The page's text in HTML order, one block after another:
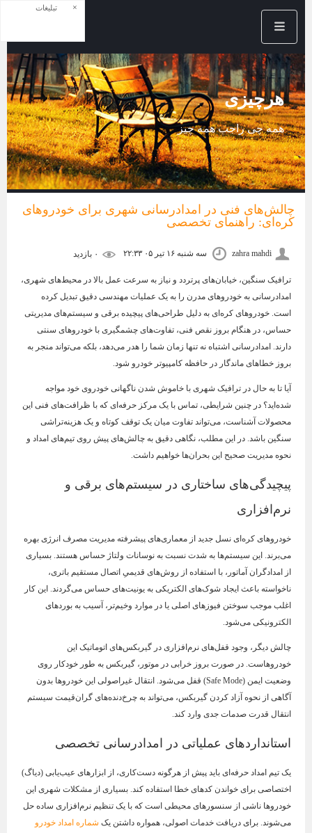
هرچیزی
همه چی راجب همه چیز
چالش‌های فنی در امدادرسانی شهری برای خودروهای
کره‌ای: راهنمای تخصصی
zahra mahdi سه شنبه ۱۶ تیر ۰۵ ۲۲:۳۳
ترافیک سنگین، خیابان‌های پرتردد و نیاز به سرعت عمل بالا در محیط‌های شهری،
امدادرسانی به خودروهای مدرن را به یک عملیات مهندسی دقیق تبدیل کرده
است. خودروهای کره‌ای به دلیل طراحی‌های پیچیده برقی و سیستم‌های مدیریتی
حساس، در هنگام بروز نقص فنی، تفاوت‌های چشمگیری با خودروهای سنتی
دارند. امدادرسانی اشتباه نه تنها زمان شما را هدر می‌دهد، بلکه می‌تواند منجر به
بروز خطاهای ماندگار در حافظه کامپیوتر خودرو شود.
آیا تا به حال در ترافیک شهری با خاموش شدن ناگهانی خودروی خود مواجه
شده‌اید؟ در چنین شرایطی، تماس با یک مرکز حرفه‌ای که با ظرافت‌های فنی این
محصولات آشناست، می‌تواند تفاوت میان یک توقف کوتاه و یک هزینه‌تراشی
سنگین باشد. در این مطلب، نگاهی دقیق به چالش‌های پیش روی تیم‌های امداد و
نحوه مدیریت صحیح این بحران‌ها خواهیم داشت.
پیچیدگی‌های ساختاری در سیستم‌های برقی و
نرم‌افزاری
خودروهای کره‌ای نسل جدید از معماری‌های پیشرفته مدیریت مصرف انرژی بهره
می‌برند. این سیستم‌ها به شدت نسبت به نوسانات ولتاژ حساس هستند. بسیاری
از امدادگران آماتور، با استفاده از روش‌های قدیمیِ اتصال مستقیم باتری،
ناخواسته باعث ایجاد شوک‌های الکتریکی به یونیت‌های حساس می‌گردند. این کار
اغلب موجب سوختن فیوزهای اصلی یا در موارد وخیم‌تر، آسیب به بوردهای
الکترونیکی می‌شود.
چالش دیگر، وجود قفل‌های نرم‌افزاری در گیربکس‌های اتوماتیک این
خودروهاست. در صورت بروز خرابی در موتور، گیربکس به طور خودکار روی
وضعیت ایمن (Safe Mode) قفل می‌شود. انتقال غیراصولی این خودروها بدون
آگاهی از نحوه آزاد کردن گیربکس، می‌تواند به چرخ‌دنده‌های گران‌قیمت سیستم
انتقال قدرت صدمات جدی وارد کند.
استانداردهای عملیاتی در امدادرسانی تخصصی
یک تیم امداد حرفه‌ای باید پیش از هرگونه دست‌کاری، از ابزارهای عیب‌یابی (دیاگ)
اختصاصی برای خواندن کدهای خطا استفاده کند. بسیاری از مشکلات شهری این
خودروها ناشی از سنسورهای محیطی است که با یک تنظیم نرم‌افزاری ساده حل
می‌شوند. برای دریافت خدمات اصولی، همواره داشتن یک شماره امداد خودرو
تبلیغات ×